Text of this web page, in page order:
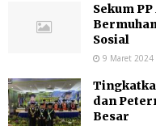
Sekum
Sosial
9 Maret 2024
dan
Besar